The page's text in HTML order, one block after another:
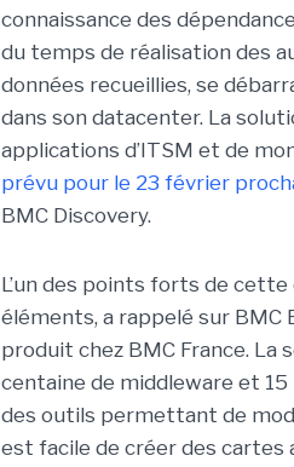
connaissance des
du temps de réalisation des
données recueillies, se
dans son datacenter. La
applications d’ITSM et de
prévu pour le 23 février
BMC Discovery.
L’un des points forts de
éléments, a rappelé sur BMC
produit chez BMC France. La
centaine de middleware et 15
des outils permettant de
est facile de créer des cartes